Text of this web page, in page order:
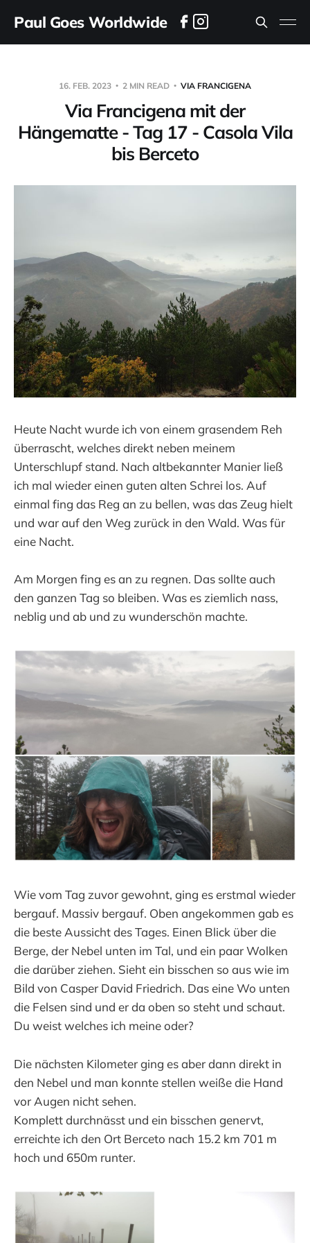
Paul Goes Worldwide
16. FEB. 2023 2 MIN READ VIA FRANCIGENA
Via Francigena mit der
Hängematte - Tag 17 - Casola Vila
bis Berceto
Heute Nacht wurde ich von einem grasendem Reh
überrascht, welches direkt neben meinem
Unterschlupf stand. Nach altbekannter Manier ließ
ich mal wieder einen guten alten Schrei los. Auf
einmal fing das Reg an zu bellen, was das Zeug hielt
und war auf den Weg zurück in den Wald. Was für
eine Nacht.
Am Morgen fing es an zu regnen. Das sollte auch
den ganzen Tag so bleiben. Was es ziemlich nass,
neblig und ab und zu wunderschön machte.
Wie vom Tag zuvor gewohnt, ging es erstmal wieder
bergauf. Massiv bergauf. Oben angekommen gab es
die beste Aussicht des Tages. Einen Blick über die
Berge, der Nebel unten im Tal, und ein paar Wolken
die darüber ziehen. Sieht ein bisschen so aus wie im
Bild von Casper David Friedrich. Das eine Wo unten
die Felsen sind und er da oben so steht und schaut.
Du weist welches ich meine oder?
Die nächsten Kilometer ging es aber dann direkt in
den Nebel und man konnte stellen weiße die Hand
vor Augen nicht sehen.
Komplett durchnässt und ein bisschen genervt,
erreichte ich den Ort Berceto nach 15.2 km 701 m
hoch und 650m runter.